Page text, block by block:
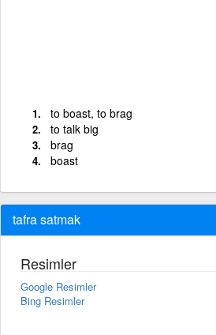
to boast, to brag
to talk big
brag
boast
tafra satmak
Resimler
Google Resimler
Bing Resimler